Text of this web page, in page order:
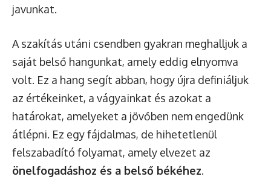
javunkat.
A szakítás utáni csendben gyakran meghalljuk a
saját belső hangunkat, amely eddig elnyomva
volt. Ez a hang segít abban, hogy újra definiáljuk
az értékeinket, a vágyainkat és azokat a
határokat, amelyeket a jövőben nem engedünk
átlépni. Ez egy fájdalmas, de hihetetlenül
felszabadító folyamat, amely elvezet az
önelfogadáshoz és a belső békéhez.